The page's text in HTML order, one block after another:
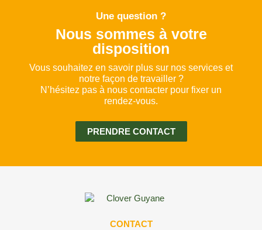
Une question ?
Nous sommes à votre
disposition
Vous souhaitez en savoir plus sur nos services et
notre façon de travailler ?
N’hésitez pas à nous contacter pour fixer un
rendez-vous.
PRENDRE CONTACT
CONTACT